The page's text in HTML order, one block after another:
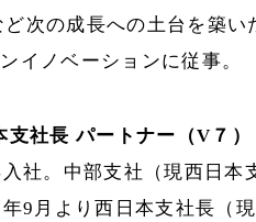
次の成長への土台を築い
イノベーションに従事。
社長 パートナー（V７）
社。中部支社（現西日本
9月より西日本支社長（